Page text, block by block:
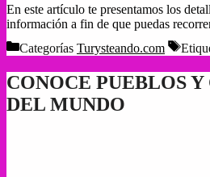
En este artículo te presentamos los
información a fin de que puedas
Categorías Turysteando.com
CONOCE PUEBLOS
DEL MUNDO